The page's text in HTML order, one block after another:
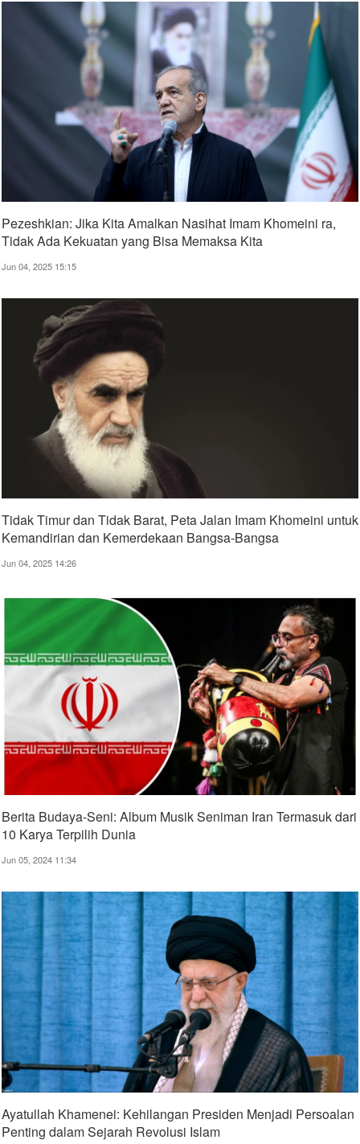
Pezeshkian: Jika Kita Amalkan Nasihat Imam Khomeini ra,
Tidak Ada Kekuatan yang Bisa Memaksa Kita
Jun 04, 2025 15:15
Tidak Timur dan Tidak Barat, Peta Jalan Imam Khomeini untuk
Kemandirian dan Kemerdekaan Bangsa-Bangsa
Jun 04, 2025 14:26
Berita Budaya-Seni: Album Musik Seniman Iran Termasuk dari
10 Karya Terpilih Dunia
Jun 05, 2024 11:34
Ayatullah Khamenei: Kehilangan Presiden Menjadi Persoalan
Penting dalam Sejarah Revolusi Islam